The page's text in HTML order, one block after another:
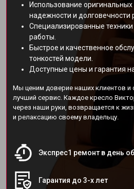
Использование
надежности и долговечности
Специализированные
работы.
Быстрое и качественное
тонкостей модели.
Доступные цены и гарантия
Мы ценим доверие наших клиентов и
лучший сервис. Каждое кресло
через наши руки, возвращается к
и релаксацию своему владельцу.
Экспрес1 ремонт в день
Гарантия до 3-х лет